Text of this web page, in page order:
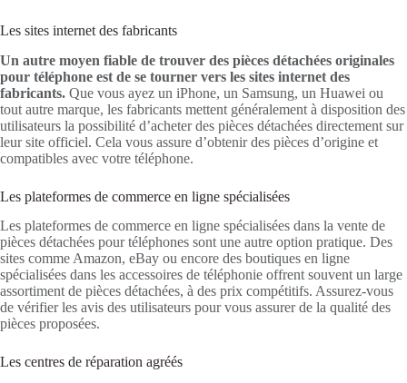
Les sites internet des fabricants
Un autre moyen fiable de trouver des pièces détachées originales
pour téléphone est de se tourner vers les sites internet des
fabricants. Que vous ayez un iPhone, un Samsung, un Huawei ou
tout autre marque, les fabricants mettent généralement à disposition des
utilisateurs la possibilité d’acheter des pièces détachées directement sur
leur site officiel. Cela vous assure d’obtenir des pièces d’origine et
compatibles avec votre téléphone.
Les plateformes de commerce en ligne spécialisées
Les plateformes de commerce en ligne spécialisées dans la vente de
pièces détachées pour téléphones sont une autre option pratique. Des
sites comme Amazon, eBay ou encore des boutiques en ligne
spécialisées dans les accessoires de téléphonie offrent souvent un large
assortiment de pièces détachées, à des prix compétitifs. Assurez-vous
de vérifier les avis des utilisateurs pour vous assurer de la qualité des
pièces proposées.
Les centres de réparation agréés